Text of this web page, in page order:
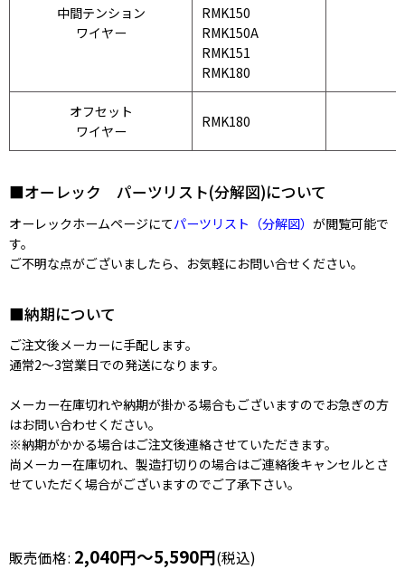
中間テンション
ワイヤー
RMK150
RMK150A
RMK151
RMK180
オフセット
ワイヤー
RMK180
■オーレック パーツリスト(分解図)について
オーレックホームページにてパーツリスト（分解図） が閲覧可能で
す。
ご不明な点がございましたら、お気軽にお問い合せください。
■納期について
ご注文後メーカーに手配します。
通常2〜3営業日での発送になります。
メーカー在庫切れや納期が掛かる場合もございますのでお急ぎの方
はお問い合わせください。
※納期がかかる場合はご注文後連絡させていただきます。
尚メーカー在庫切れ、製造打切りの場合はご連絡後キャンセルとさ
せていただく場合がございますのでご了承下さい。
販売価格: 2,040円～5,590円(税込)